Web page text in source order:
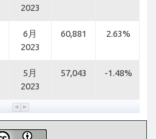
2023
6月
2023
60,881 2.63%
5月
2023
57,043 -1.48%